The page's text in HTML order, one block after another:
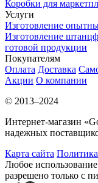
Коробки для
Услуги
Изготовление
Изготовление
готовой продукции
Покупателям
Оплата Доставка
Акции О компании
© 2013–2024
Интернет-магазин
надежных
Карта сайта
Любое
разрешено только с